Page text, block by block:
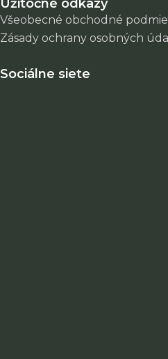
Užitočné odkazy
Všeobecné obchodné
Zásady ochrany osobných
Sociálne siete